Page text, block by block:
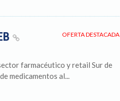
OFERTA DESTACADA
farmacéutico y retail Sur de
medicamentos al...